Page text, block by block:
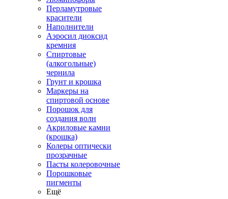
Перламутровые
красители
Наполнители
Аэросил диоксид
кремния
Спиртовые
(алкогольные)
чернила
Грунт и крошка
Маркеры на
спиртовой основе
Порошок для
создания волн
Акриловые камни
(крошка)
Колеры оптически
прозрачные
Пасты колеровочные
Порошковые
пигменты
Ещё